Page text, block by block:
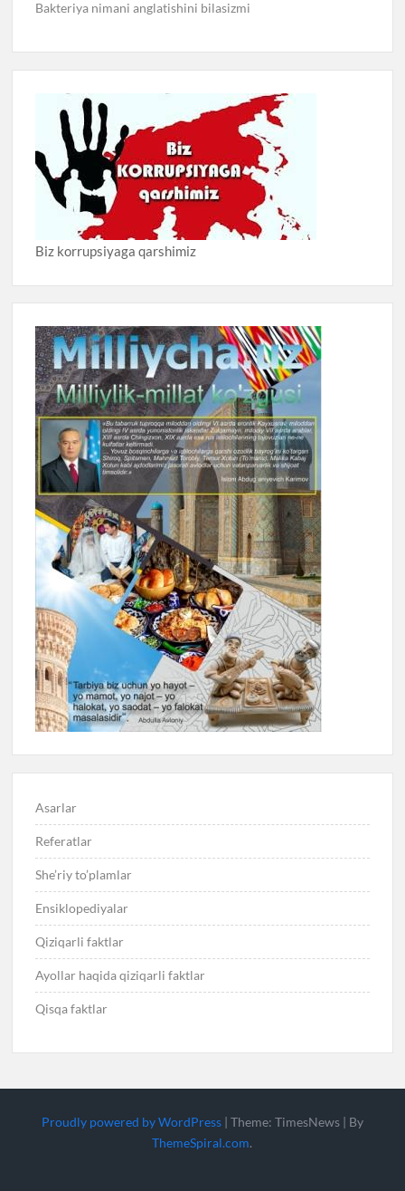
Bakteriya nimani anglatishini bilasizmi
Biz korrupsiyaga qarshimiz
Asarlar
Referatlar
She’riy to’plamlar
Ensiklopediyalar
Qiziqarli faktlar
Ayollar haqida qiziqarli faktlar
Qisqa faktlar
Proudly powered by WordPress | Theme: TimesNews | By
ThemeSpiral.com.